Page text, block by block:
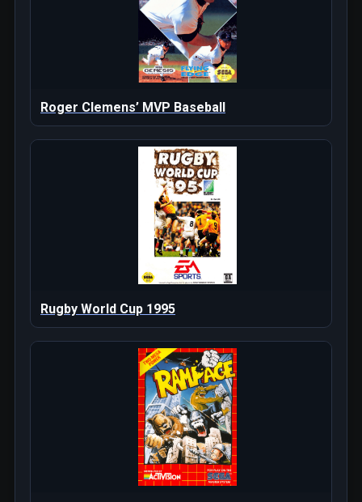
Roger Clemens’ MVP Baseball
Rugby World Cup 1995